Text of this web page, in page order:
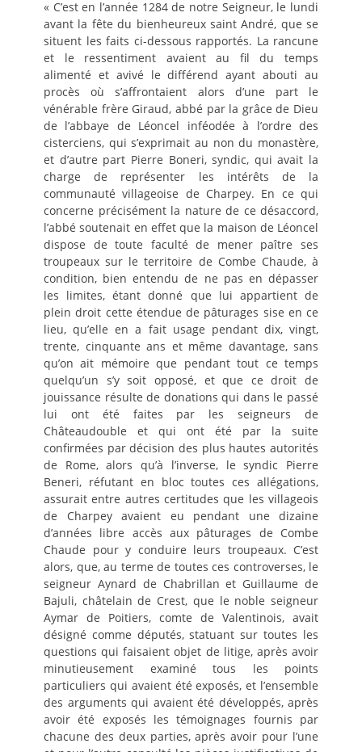
« C’est en l’année 1284 de notre Seigneur, le lundi
avant la fête du bienheureux saint André, que se
situent les faits ci-dessous rapportés. La rancune
et le ressentiment avaient au fil du temps
alimenté et avivé le différend ayant abouti au
procès où s’affrontaient alors d’une part le
vénérable frère Giraud, abbé par la grâce de Dieu
de l’abbaye de Léoncel inféodée à l’ordre des
cisterciens, qui s’exprimait au non du monastère,
et d’autre part Pierre Boneri, syndic, qui avait la
charge de représenter les intérêts de la
communauté villageoise de Charpey. En ce qui
concerne précisément la nature de ce désaccord,
l’abbé soutenait en effet que la maison de Léoncel
dispose de toute faculté de mener paître ses
troupeaux sur le territoire de Combe Chaude, à
condition, bien entendu de ne pas en dépasser
les limites, étant donné que lui appartient de
plein droit cette étendue de pâturages sise en ce
lieu, qu’elle en a fait usage pendant dix, vingt,
trente, cinquante ans et même davantage, sans
qu’on ait mémoire que pendant tout ce temps
quelqu’un s’y soit opposé, et que ce droit de
jouissance résulte de donations qui dans le passé
lui ont été faites par les seigneurs de
Châteaudouble et qui ont été par la suite
confirmées par décision des plus hautes autorités
de Rome, alors qu’à l’inverse, le syndic Pierre
Beneri, réfutant en bloc toutes ces allégations,
assurait entre autres certitudes que les villageois
de Charpey avaient eu pendant une dizaine
d’années libre accès aux pâturages de Combe
Chaude pour y conduire leurs troupeaux. C’est
alors, que, au terme de toutes ces controverses, le
seigneur Aynard de Chabrillan et Guillaume de
Bajuli, châtelain de Crest, que le noble seigneur
Aymar de Poitiers, comte de Valentinois, avait
désigné comme députés, statuant sur toutes les
questions qui faisaient objet de litige, après avoir
minutieusement examiné tous les points
particuliers qui avaient été exposés, et l’ensemble
des arguments qui avaient été développés, après
avoir été exposés les témoignages fournis par
chacune des deux parties, après avoir pour l’une